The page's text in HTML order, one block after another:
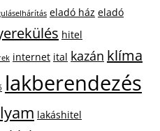
eladó ház eladó
hitel
internet ital kazán klíma
lakberendezés
lakáshitel